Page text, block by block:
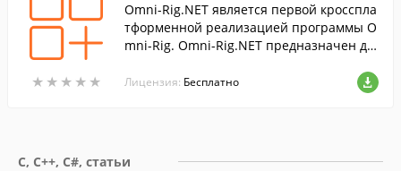
★ ★ ★ ★ ★
★ ★ ★ ★ ★
Omni-Rig.NET является первой кросспла
тформенной реализацией программы O
mni-Rig. Omni-Rig.NET предназначен дл
ожность управлять радиолюбительским
Лицензия: Бесплатно
C, C++, C#, статьи